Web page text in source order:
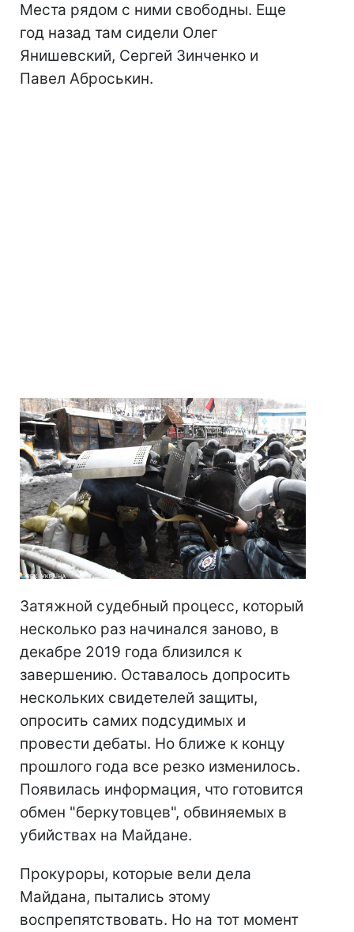
Места рядом с ними свободны. Еще
год назад там сидели Олег
Янишевский, Сергей Зинченко и
Павел Аброськин.
Затяжной судебный процесс, который
несколько раз начинался заново, в
декабре 2019 года близился к
завершению. Оставалось допросить
нескольких свидетелей защиты,
опросить самих подсудимых и
провести дебаты. Но ближе к концу
прошлого года все резко изменилось.
Появилась информация, что готовится
обмен "беркутовцев", обвиняемых в
убийствах на Майдане.
Прокуроры, которые вели дела
Майдана, пытались этому
воспрепятствовать. Но на тот момент